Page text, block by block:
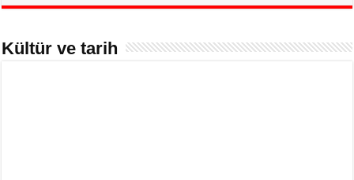
Kültür ve tarih